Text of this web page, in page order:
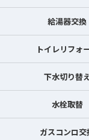
給湯器交換
トイレリフォ
下水切り替
水栓取替
ガスコンロ交